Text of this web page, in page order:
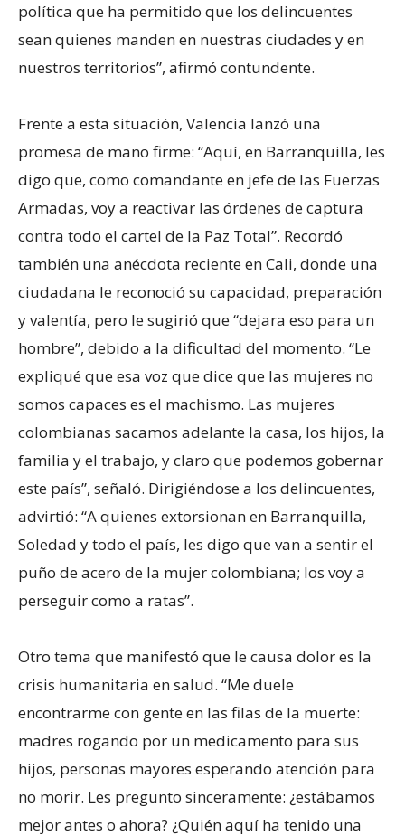
política que ha permitido que los delincuentes
sean quienes manden en nuestras ciudades y en
nuestros territorios”, afirmó contundente.
Frente a esta situación, Valencia lanzó una
promesa de mano firme: “Aquí, en Barranquilla, les
digo que, como comandante en jefe de las Fuerzas
Armadas, voy a reactivar las órdenes de captura
contra todo el cartel de la Paz Total”. Recordó
también una anécdota reciente en Cali, donde una
ciudadana le reconoció su capacidad, preparación
y valentía, pero le sugirió que “dejara eso para un
hombre”, debido a la dificultad del momento. “Le
expliqué que esa voz que dice que las mujeres no
somos capaces es el machismo. Las mujeres
colombianas sacamos adelante la casa, los hijos, la
familia y el trabajo, y claro que podemos gobernar
este país”, señaló. Dirigiéndose a los delincuentes,
advirtió: “A quienes extorsionan en Barranquilla,
Soledad y todo el país, les digo que van a sentir el
puño de acero de la mujer colombiana; los voy a
perseguir como a ratas”.
Otro tema que manifestó que le causa dolor es la
crisis humanitaria en salud. “Me duele
encontrarme con gente en las filas de la muerte:
madres rogando por un medicamento para sus
hijos, personas mayores esperando atención para
no morir. Les pregunto sinceramente: ¿estábamos
mejor antes o ahora? ¿Quién aquí ha tenido una